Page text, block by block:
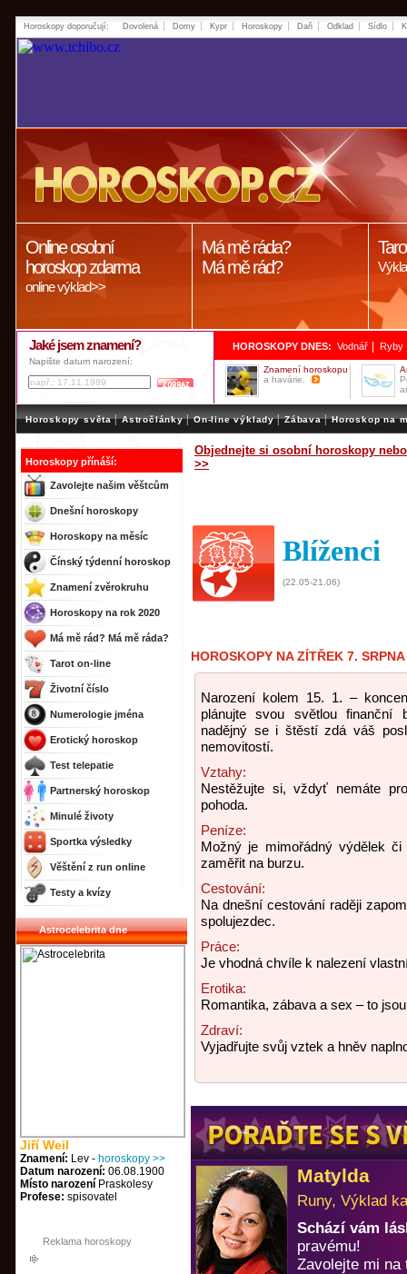
Horoskopy doporučují: Dovolená Domy Kypr Horoskopy Daň Odklad Sídlo
Online osobní
horoskop zdarma
online výklad>>
Má mě ráda?
Má mě rád?
Jaké jsem znamení?
Napište datum narození:
HOROSKOPY DNES: Vodnář Ryby
Znamení horoskopu
a havárie.
Horoskopy světa | Astročlánky | On-line výklady | Zábava | Horoskop na
Horoskopy přínáší:
Zavolejte našim věštcům
Dnešní horoskopy
Horoskopy na měsíc
Čínský týdenní horoskop
Znamení zvěrokruhu
Horoskopy na rok 2020
Má mě rád? Má mě ráda?
Tarot on-line
Životní číslo
Numerologie jména
Erotický horoskop
Test telepatie
Partnerský horoskop
Minulé životy
Sportka výsledky
Věštění z run online
Testy a kvízy
Astrocelebrita dne
Jiří Weil
Znamení: Lev - horoskopy >>
Datum narození: 06.08.1900
Místo narození Praskolesy
Profese: spisovatel
Reklama horoskopy
Objednejte si osobní horoskopy
>>
Blíženci
(22.05-21.06)
HOROSKOPY NA ZÍTŘEK 7.
Narození kolem 15. 1. –
plánujte svou světlou finanční
nadějný se i štěstí zdá váš
nemovitostí.
Vztahy:
Nestěžujte si, vždyť nemáte
pohoda.
Peníze:
Možný je mimořádný výdělek
zaměřit na burzu.
Cestování:
Na dnešní cestování raději
spolujezdec.
Práce:
Je vhodná chvíle k nalezení
Erotika:
Romantika, zábava a sex – to
Zdraví:
Vyjadřujte svůj vztek a hněv
Matylda
Runy, Výklad
Schází vám
pravému!
Zavolejte mi